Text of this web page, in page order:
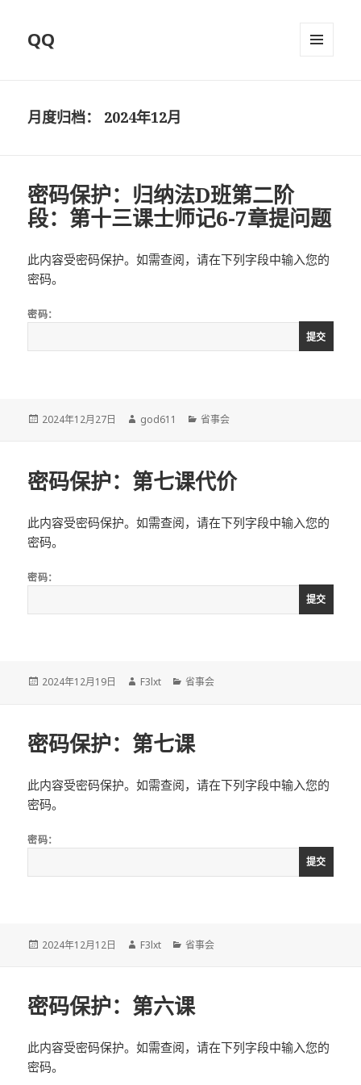
QQ
月度归档： 2024年12月
密码保护：归纳法D班第二阶
段：第十三课士师记6-7章提问题
此内容受密码保护。如需查阅，请在下列字段中输入您的
密码。
密码：
发
2024年12月27日
作
god611
分
省事会
密码保护：第七课代价
此内容受密码保护。如需查阅，请在下列字段中输入您的
密码。
密码：
发
2024年12月19日
作
F3lxt
分
省事会
密码保护：第七课
此内容受密码保护。如需查阅，请在下列字段中输入您的
密码。
密码：
发
2024年12月12日
作
F3lxt
分
省事会
密码保护：第六课
此内容受密码保护。如需查阅，请在下列字段中输入您的
密码。